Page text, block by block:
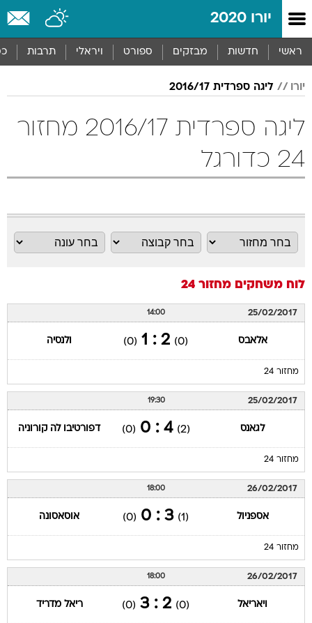
יורו 2020
ראשי חדשות מבזקים ספורט ויראלי תרבות
יורו ליגה ספרדית 2016/17
ליגה ספרדית 2016/17 מחזור
24 כדורגל
לוח משחקים מחזור 24
25/02/2017
14:00
אלאבס (0)
2 : 1
(0) ולנסיה
מחזור 24
25/02/2017
19:30
לגאנס (2)
4 : 0
(0) דפורטיבו לה קורוניה
מחזור 24
26/02/2017
18:00
אספניול (1)
3 : 0
(0) אוסאסונה
מחזור 24
26/02/2017
18:00
ויאריאל (0)
2 : 3
(0) ריאל מדריד